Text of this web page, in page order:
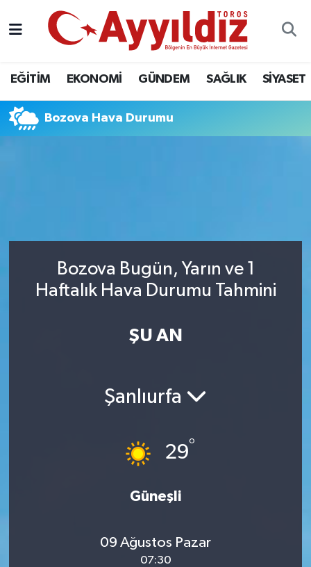
EĞİTİM EKONOMİ GÜNDEM SAĞLIK SİYASET
Bozova Hava Durumu
Bozova Bugün, Yarın ve 1
Haftalık Hava Durumu Tahmini
ŞU AN
Şanlıurfa
29°
Güneşli
09 Ağustos Pazar
07:30